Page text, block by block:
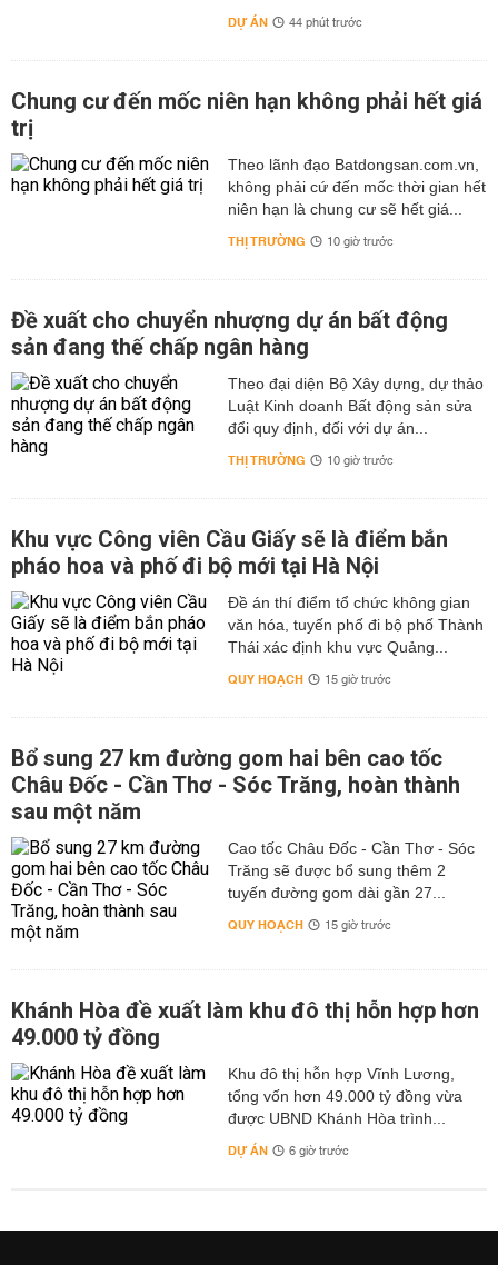
DỰ ÁN 44 phút trước
Chung cư đến mốc niên hạn không phải hết giá
trị
Theo lãnh đạo Batdongsan.com.vn,
không phải cứ đến mốc thời gian hết
niên hạn là chung cư sẽ hết giá...
THỊ TRƯỜNG 10 giờ trước
Đề xuất cho chuyển nhượng dự án bất động
sản đang thế chấp ngân hàng
Theo đại diện Bộ Xây dựng, dự thảo
Luật Kinh doanh Bất động sản sửa
đổi quy định, đối với dự án...
THỊ TRƯỜNG 10 giờ trước
Khu vực Công viên Cầu Giấy sẽ là điểm bắn
pháo hoa và phố đi bộ mới tại Hà Nội
Đề án thí điểm tổ chức không gian
văn hóa, tuyến phố đi bộ phố Thành
Thái xác định khu vực Quảng...
QUY HOẠCH 15 giờ trước
Bổ sung 27 km đường gom hai bên cao tốc
Châu Đốc - Cần Thơ - Sóc Trăng, hoàn thành
sau một năm
Cao tốc Châu Đốc - Cần Thơ - Sóc
Trăng sẽ được bổ sung thêm 2
tuyến đường gom dài gần 27...
QUY HOẠCH 15 giờ trước
Khánh Hòa đề xuất làm khu đô thị hỗn hợp hơn
49.000 tỷ đồng
Khu đô thị hỗn hợp Vĩnh Lương,
tổng vốn hơn 49.000 tỷ đồng vừa
được UBND Khánh Hòa trình...
DỰ ÁN 6 giờ trước